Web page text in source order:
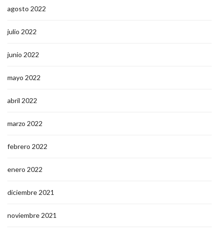
agosto 2022
julio 2022
junio 2022
mayo 2022
abril 2022
marzo 2022
febrero 2022
enero 2022
diciembre 2021
noviembre 2021